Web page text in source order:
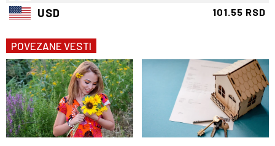
USD 101.55 RSD
POVEZANE VESTI